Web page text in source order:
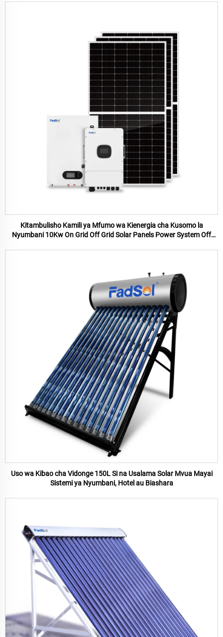
Kitambulisho Kamili ya Mfumo wa Kienergia cha Kusomo la
Nyumbani 10Kw On Grid Off Grid Solar Panels Power System Off
Uso wa Kibao cha Vidonge 150L Si na Usalama Solar Mvua Mayai
Sistemi ya Nyumbani, Hotel au Biashara